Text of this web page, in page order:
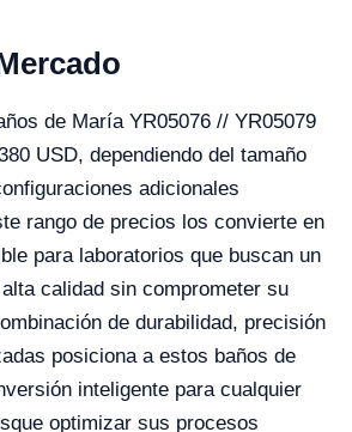
de María YR05076 // YR05079
USD, dependiendo del tamaño
adicionales
rango de precios los convierte en
para laboratorios que buscan un
calidad sin comprometer su
de durabilidad, precisión
posiciona a estos baños de
inteligente para cualquier
optimizar sus procesos